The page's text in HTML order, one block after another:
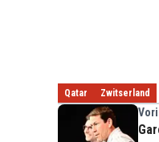
Qatar Zwitserland